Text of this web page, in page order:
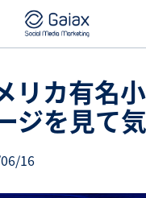
リカ有名
ジを見て
16